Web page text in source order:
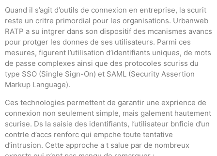
Quand il s’agit d’outils de connexion en entreprise, la scurit
reste un critre primordial pour les organisations. Urbanweb
RATP a su intgrer dans son dispositif des mcanismes avancs
pour protger les donnes de ses utilisateurs. Parmi ces
mesures, figurent l’utilisation d’identifiants uniques, de mots
de passe complexes ainsi que des protocoles scuriss du
type SSO (Single Sign-On) et SAML (Security Assertion
Markup Language).
Ces technologies permettent de garantir une exprience de
connexion non seulement simple, mais galement hautement
scurise. Ds la saisie des identifiants, l’utilisateur bnficie d’un
contrle d’accs renforc qui empche toute tentative
d’intrusion. Cette approche a t salue par de nombreux